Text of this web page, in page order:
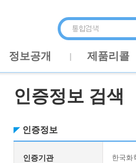
정보공개 제품리콜
인증정보 검색
인증정보
인증기관 한국화